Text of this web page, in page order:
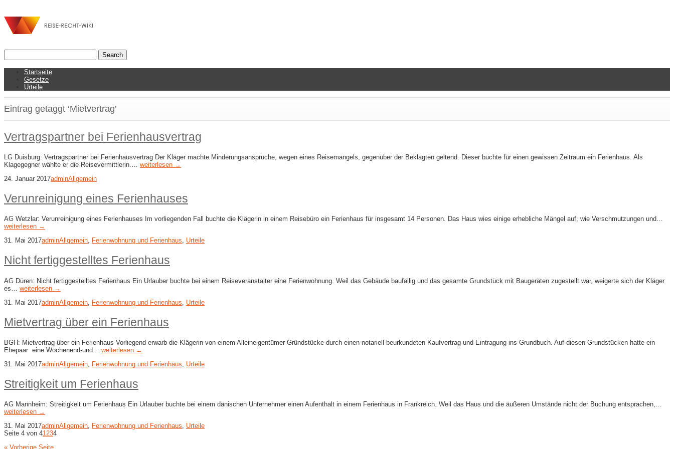
Startseite
Gesetze
Urteile
Eintrag getaggt ‘Mietvertrag’
Vertragspartner bei Ferienhausvertrag
LG Duisburg: Vertragspartner bei Ferienhausvertrag Der Kläger machte Minderungsansprüche, wegen eines Reisemangels, gegenüber der Beklagten geltend. Dieser buchte für einen gewissen Zeitraum ein Ferienhaus. Als
Klagegegner wählte er die Reisevermittlerin.… weiterlesen →
24. Januar 2017adminAllgemein
Verunreinigung eines Ferienhauses
AG Wetzlar: Verunreinigung eines Ferienhauses Im vorliegenden Fall buchte die Klägerin in einem Reisebüro ein Ferienhaus für insgesamt 14 Personen. Das Haus wies einige erhebliche Mängel auf, wie Verschmutzungen und…
weiterlesen →
31. Mai 2017adminAllgemein, Ferienwohnung und Ferienhaus, Urteile
Nicht fertiggestelltes Ferienhaus
AG Düren: Nicht fertiggestelltes Ferienhaus Ein Urlauber buchte bei einem Reiseveranstalter eine Ferienwohnung. Weil das Gebäude baufällig und das gesamte Grundstück mit Baugeräten zugestellt war, weigerte sich der Kläger
es… weiterlesen →
31. Mai 2017adminAllgemein Ferienwohnung und Ferienhaus Urteile
Mietvertrag über ein Ferienhaus
BGH: Mietvertrag über ein Ferienhaus Vorliegend erwarb die Klägerin von einem Alleineigentümer Gründstücke durch einen notariell beurkundeten Kaufvertrag und Eintragung ins Grundbuch. Auf diesen Grundstücken hatte ein
Ehepaar eine Wochenend-und… weiterlesen →
31. Mai 2017adminAllgemein Ferienwohnung und Ferienhaus Urteile
Streitigkeit um Ferienhaus
AG Mannheim: Streitigkeit um Ferienhaus Ein Urlauber buchte bei einem dänischen Unternehmer einen Aufenthalt in einem Ferienhaus in Frankreich. Weil das Haus und die äußeren Umstände nicht der Buchung entsprachen,…
weiterlesen →
31. Mai 2017adminAllgemein Ferienwohnung und Ferienhaus
Urteile
Seite 4 von 41 234
« Vorherige Seite